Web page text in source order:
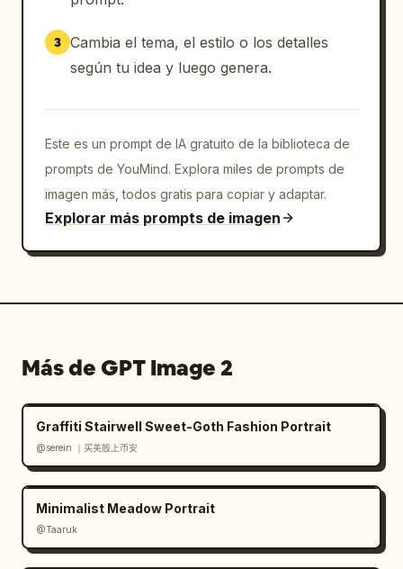
Equilibrada"]}},"mascot":{"design":"personaje
blanco redondeado tipo chibi con ojos de
punto, sonrisa pequeña, mejillas
dorada","broche de cuello redondo o
lazo"],"pose":"de pie junto al teléfono,
saludando ligeramente o
presentándolo"},"typography":
contraste en negro","body":"sans-serif
pulido de anuncio de
aplicación","quality":"alta resolución,
interfaz de usuario altamente legible,
identidad de marca consistente, estética
premium de captura de pantalla de la App
Store de iOS"}
3 Cambia el tema, el estilo o los detalles
según tu idea y luego genera.
Este es un prompt de IA gratuito de la biblioteca de
prompts de YouMind. Explora miles de prompts de
imagen más, todos gratis para copiar y adaptar.
Explorar más prompts de imagen
Más de GPT Image 2
Graffiti Stairwell Sweet-Goth Fashion Portrait
@serein ｜买美股上币安
Minimalist Meadow Portrait
@Taaruk